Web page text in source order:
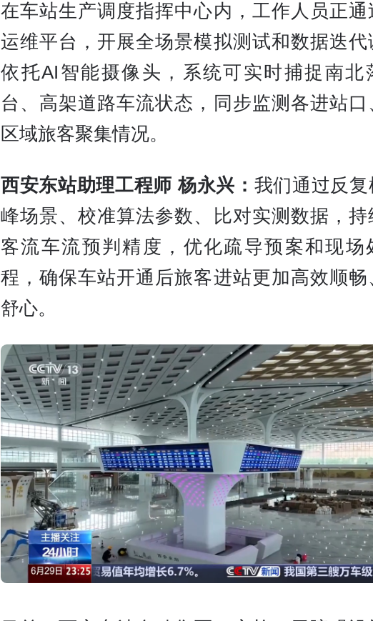
在车站生产调度指挥中心内，工作人员正通
运维平台，开展全场景模拟测试和数据迭代
依托AI智能摄像头，系统可实时捕捉南北
台、高架道路车流状态，同步监测各进站口
区域旅客聚集情况。
西安东站助理工程师 杨永兴： 我们通过反复
峰场景、校准算法参数、比对实测数据，持
客流车流预判精度，优化疏导预案和现场
程，确保车站开通后旅客进站更加高效顺畅
舒心。